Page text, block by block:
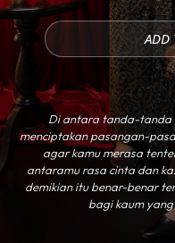
ADD
Di antara tanda-tanda
menciptakan pasangan-
agar kamu merasa
antaramu rasa cinta dan
demikian itu benar-benar
bagi kaum